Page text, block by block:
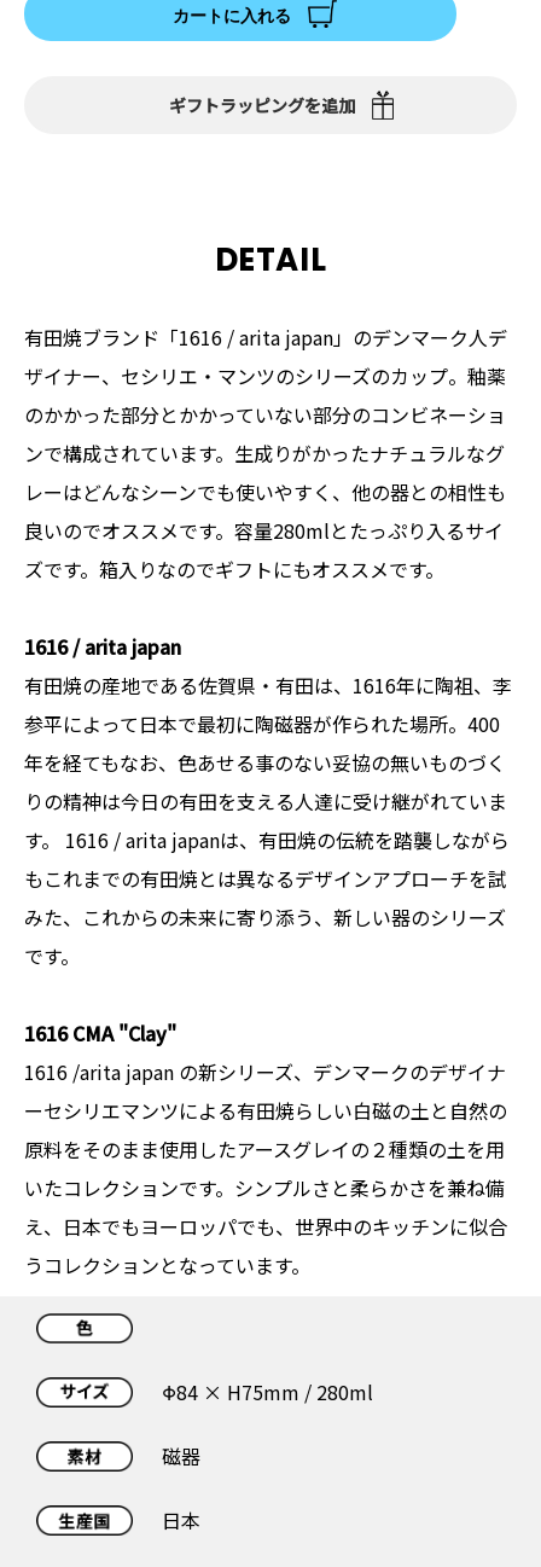
カートに入れる
ギフトラッピングを追加
DETAIL
有田焼ブランド「1616 / arita japan」のデンマーク人デ
ザイナー、セシリエ・マンツのシリーズのカップ。釉薬
のかかった部分とかかっていない部分のコンビネーショ
ンで構成されています。生成りがかったナチュラルなグ
レーはどんなシーンでも使いやすく、他の器との相性も
良いのでオススメです。容量280mlとたっぷり入るサイ
ズです。箱入りなのでギフトにもオススメです。
1616 / arita japan
有田焼の産地である佐賀県・有田は、1616年に陶祖、李
参平によって日本で最初に陶磁器が作られた場所。400
年を経てもなお、色あせる事のない妥協の無いものづく
りの精神は今日の有田を支える人達に受け継がれていま
す。 1616 / arita japanは、有田焼の伝統を踏襲しながら
もこれまでの有田焼とは異なるデザインアプローチを試
みた、これからの未来に寄り添う、新しい器のシリーズ
です。
1616 CMA "Clay"
1616 /arita japan の新シリーズ、デンマークのデザイナ
ーセシリエマンツによる有田焼らしい白磁の土と自然の
原料をそのまま使用したアースグレイの２種類の土を用
いたコレクションです。シンプルさと柔らかさを兼ね備
え、日本でもヨーロッパでも、世界中のキッチンに似合
うコレクションとなっています。
Φ84 × H75mm / 280ml
磁器
日本